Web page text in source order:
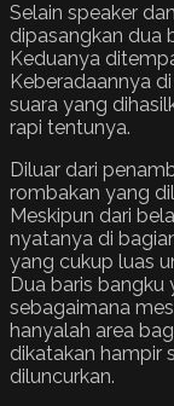
Selain speaker
dipasangkan dua
Keduanya
Keberadaannya
suara yang
rapi tentunya.
Diluar dari
rombakan yang
Meskipun dari
nyatanya di
yang cukup luas
Dua baris
sebagaimana
hanyalah area
dikatakan hampir
diluncurkan.